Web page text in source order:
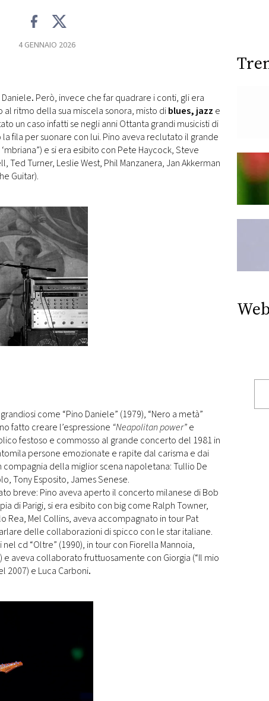
4 GENNAIO 2026
. Però, invece che far quadrare i conti, gli era
ritmo della sua miscela sonora, misto diblues, jazz e
un caso infatti se negli anni Ottanta grandi musicisti di
fila per suonare con lui. Pino aveva reclutato il grande
e si era esibito con Pete Haycock, Steve
Ted Turner, Leslie West, Phil Manzanera, Jan Akkerman
Guitar).
come “Pino Daniele” (1979), “Nero a metà”
fatto creare l’espressione “Neapolitan power”e
festoso e commosso al grande concerto del 1981 in
persone emozionate e rapite dal carisma e dai
compagnia della miglior scena napoletana: Tullio De
Tony Esposito, James Senese.
breve: Pino aveva aperto il concerto milanese di Bob
di Parigi, si era esibito con big come Ralph Towner,
Rea, Mel Collins, aveva accompagnato in tour Pat
delle collaborazioni di spicco con le star italiane.
cd “Oltre” (1990), in tour con Fiorella Mannoia,
e aveva collaborato fruttuosamente con Giorgia (“Il mio
2007) e Luca Carboni.